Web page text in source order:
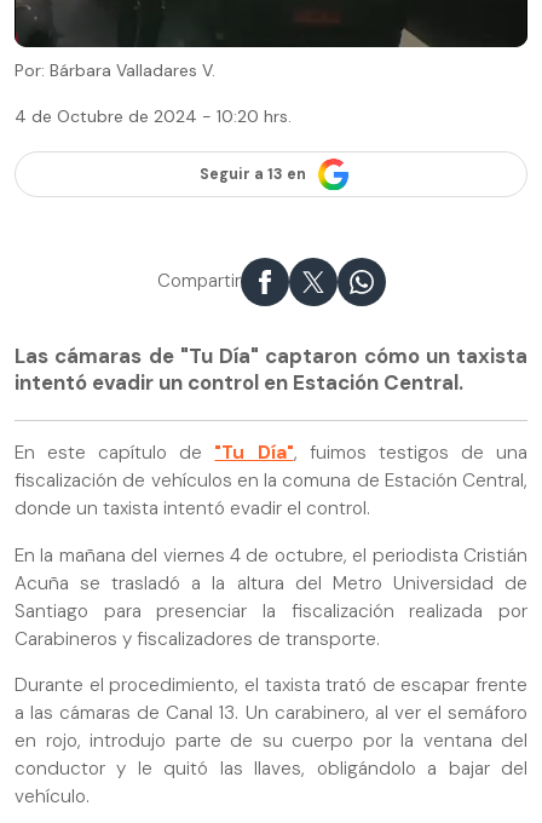
Por: Bárbara Valladares V.
4 de Octubre de 2024 - 10:20 hrs.
Seguir a 13 en
Compartir
Las cámaras de "Tu Día" captaron cómo un taxista
intentó evadir un control en Estación Central.
En este capítulo de "Tu Día", fuimos testigos de una
fiscalización de vehículos en la comuna de Estación Central,
donde un taxista intentó evadir el control.
En la mañana del viernes 4 de octubre, el periodista Cristián
Acuña se trasladó a la altura del Metro Universidad de
Santiago para presenciar la fiscalización realizada por
Carabineros y fiscalizadores de transporte.
Durante el procedimiento, el taxista trató de escapar frente
a las cámaras de Canal 13. Un carabinero, al ver el semáforo
en rojo, introdujo parte de su cuerpo por la ventana del
conductor y le quitó las llaves, obligándolo a bajar del
vehículo.